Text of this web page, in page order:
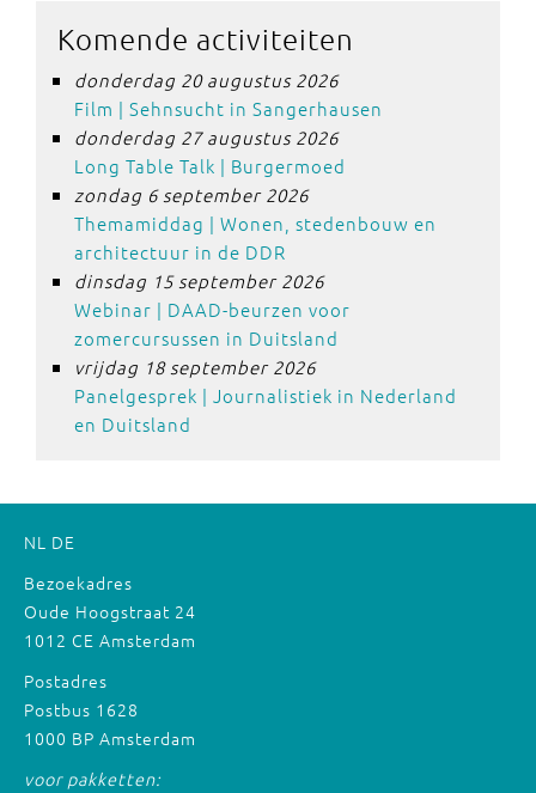
Komende activiteiten
donderdag 20 augustus 2026
Film | Sehnsucht in Sangerhausen
donderdag 27 augustus 2026
Long Table Talk | Burgermoed
zondag 6 september 2026
Themamiddag | Wonen, stedenbouw en
architectuur in de DDR
dinsdag 15 september 2026
Webinar | DAAD-beurzen voor
zomercursussen in Duitsland
vrijdag 18 september 2026
Panelgesprek | Journalistiek in Nederland
en Duitsland
NL DE
Bezoekadres
Oude Hoogstraat 24
1012 CE Amsterdam
Postadres
Postbus 1628
1000 BP Amsterdam
voor pakketten: